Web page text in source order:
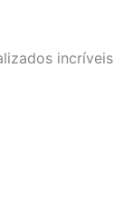
incríveis